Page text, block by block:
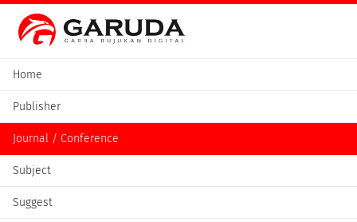
Home
Publisher
Journal / Conference
Subject
Suggest